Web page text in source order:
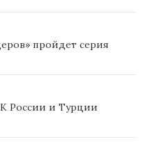
пройдет серия
России и Турции